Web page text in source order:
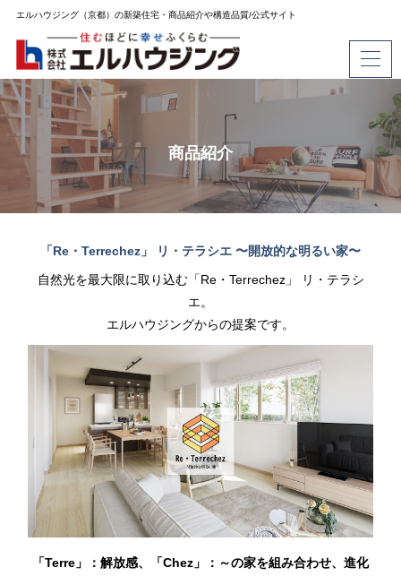
エルハウジング（京都）の新築住宅・商品紹介や構造品質/公式サイト
商品紹介
「Re・Terrechez」 リ・テラシエ 〜開放的な明るい家〜
自然光を最大限に取り込む「Re・Terrechez」 リ・テラシ
エ。
エルハウジングからの提案です。
「Terre」：解放感、「Chez」：～の家を組み合わせ、進化